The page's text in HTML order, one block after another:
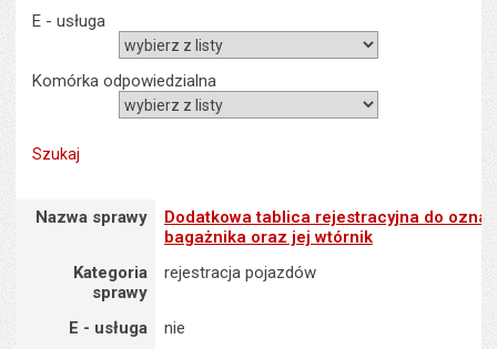
E - usługa
Komórka odpowiedzialna
Nazwa sprawy : Dodatkowa tablica rejestracyjna do oznaczenia
Nazwa sprawy
Dodatkowa tablica rejestracyjna do
bagażnika oraz jej wtórnik
Kategoria
sprawy
rejestracja pojazdów
E - usługa
nie